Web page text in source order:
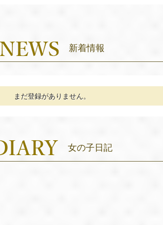
新着情報
まだ登録がありません。
女の子日記